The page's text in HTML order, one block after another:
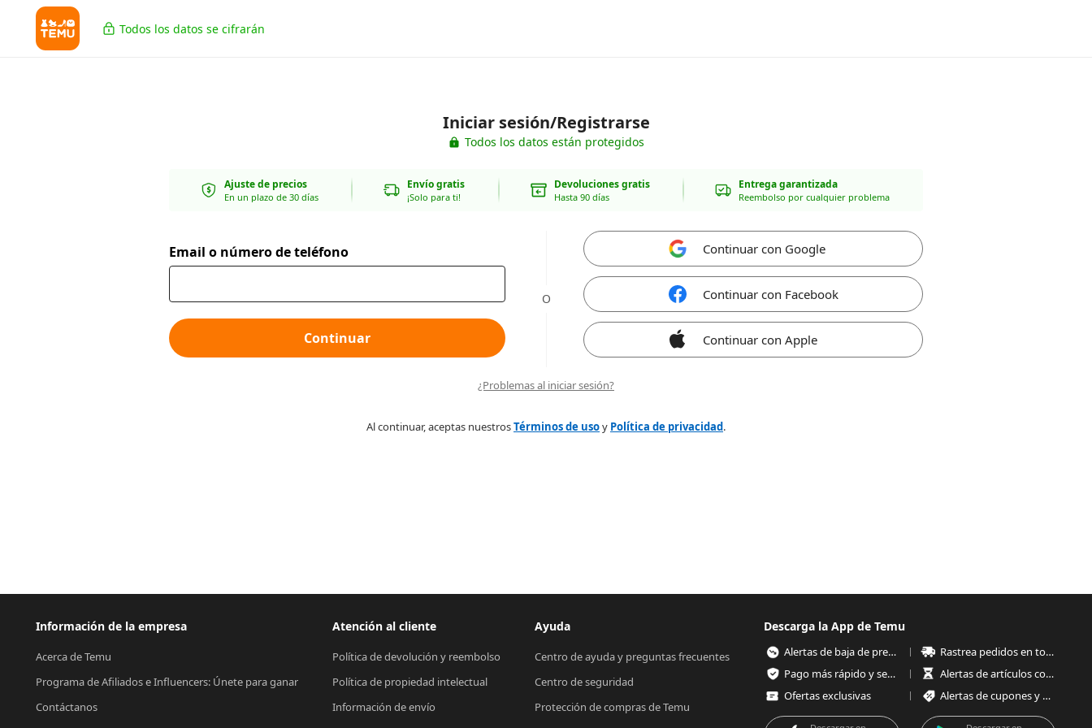
Todos los datos se cifrarán
Iniciar sesión/Registrarse
Todos los datos están protegidos
Ajuste de precios
En un plazo de 30 días
Envío gratis
¡Solo para ti!
Devoluciones gratis
Hasta 90 días
Entrega garantizada
Reembolso por cualquier problema
Email o número de teléfono
Continuar
O
Continuar con Google
Continuar con Facebook
Continuar con Apple
¿Problemas al iniciar sesión?
Al continuar, aceptas nuestrosTérminos de usoy Política de privacidad.
Información de la empresa
Acerca de Temu
Programa de Afiliados e Influencers: Únete para ganar
Contáctanos
Atención al cliente
Política de devolución y reembolso
Política de propiedad intelectual
Información de envío
Ayuda
Centro de ayuda y preguntas frecuentes
Centro de seguridad
Protección de compras de Temu
Descarga la App de Temu
Alertas de baja de precios
Rastrea pedidos en todo momento
Pago más rápido y seguro
Alertas de artículos con poco stock
Ofertas exclusivas
Alertas de cupones y ofertas